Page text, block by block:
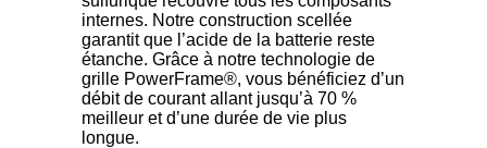
internes. Notre construction scellée
garantit que l’acide de la batterie reste
étanche. Grâce à notre technologie de
grille PowerFrame®, vous bénéficiez d’un
débit de courant allant jusqu’à 70 %
meilleur et d’une durée de vie plus
longue.